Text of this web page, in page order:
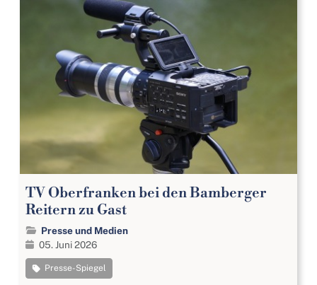
TV Oberfranken bei den Bamberger
Reitern zu Gast
Presse und Medien
05. Juni 2026
Presse-Spiegel